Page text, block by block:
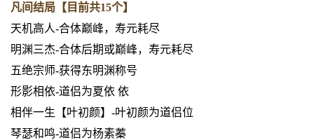
凡间结局【目前共15个】
天机高人-合体巅峰，寿元耗尽
明渊三杰-合体后期或巅峰，寿元耗尽
五绝宗师-获得东明渊称号
形影相依-道侣为夏依 依
相伴一生【叶初颜】-叶初颜为道侣位
琴瑟和鸣-道侣为杨素蓁